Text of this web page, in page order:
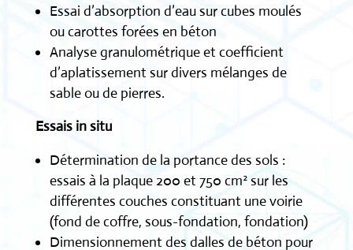
Essai d’absorption d’eau sur cubes moulés
ou carottes forées en béton
Analyse granulométrique et coefficient
d’aplatissement sur divers mélanges de
sable ou de pierres.
Essais in situ
Détermination de la portance des sols :
essais à la plaque 200 et 750 cm² sur les
différentes couches constituant une voirie
(fond de coffre, sous-fondation, fondation)
Dimensionnement des dalles de béton pour